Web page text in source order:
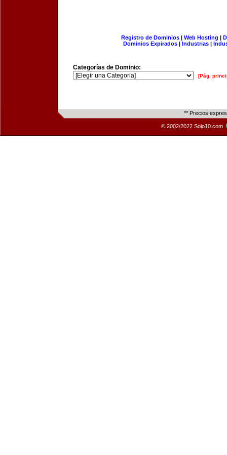
Registro de Dominios| Web Hosting |
Dominios Expirados | Industrias |
Categorías de Dominio:
[Pág.
** Precios
© 2002/2022 Solo10.com